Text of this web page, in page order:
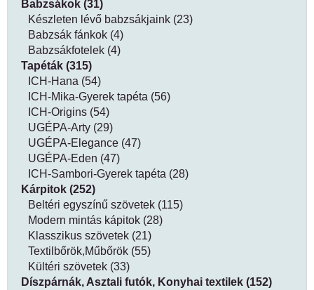
Babzsákok (31)
Készleten lévő babzsákjaink (23)
Babzsák fánkok (4)
Babzsákfotelek (4)
Tapéták (315)
ICH-Hana (54)
ICH-Mika-Gyerek tapéta (56)
ICH-Origins (54)
UGÉPA-Arty (29)
UGÉPA-Elegance (47)
UGÉPA-Eden (47)
ICH-Sambori-Gyerek tapéta (28)
Kárpitok (252)
Beltéri egyszínű szövetek (115)
Modern mintás kápitok (28)
Klasszikus szövetek (21)
Textilbőrök,Műbőrök (55)
Kültéri szövetek (33)
Díszpárnák, Asztali futók, Konyhai textilek (152)